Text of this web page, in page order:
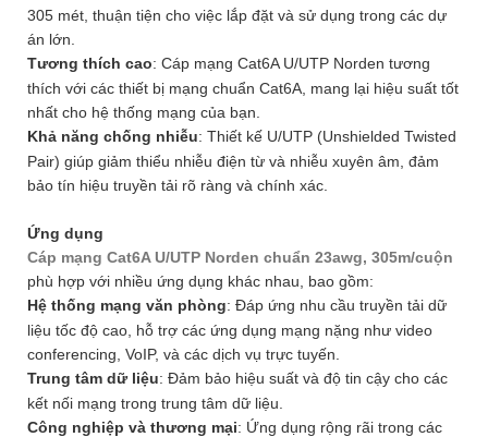
305 mét, thuận tiện cho việc lắp đặt và sử dụng trong các dự
án lớn.
Tương thích cao: Cáp mạng Cat6A U/UTP Norden tương
thích với các thiết bị mạng chuẩn Cat6A, mang lại hiệu suất tốt
nhất cho hệ thống mạng của bạn.
Khả năng chống nhiễu: Thiết kế U/UTP (Unshielded Twisted
Pair) giúp giảm thiểu nhiễu điện từ và nhiễu xuyên âm, đảm
bảo tín hiệu truyền tải rõ ràng và chính xác.
Ứng dụng
Cáp mạng Cat6A U/UTP Norden chuẩn 23awg, 305m/cuộn
phù hợp với nhiều ứng dụng khác nhau, bao gồm:
Hệ thống mạng văn phòng: Đáp ứng nhu cầu truyền tải dữ
liệu tốc độ cao, hỗ trợ các ứng dụng mạng nặng như video
conferencing, VoIP, và các dịch vụ trực tuyến.
Trung tâm dữ liệu: Đảm bảo hiệu suất và độ tin cậy cho các
kết nối mạng trong trung tâm dữ liệu.
Công nghiệp và thương mại: Ứng dụng rộng rãi trong các